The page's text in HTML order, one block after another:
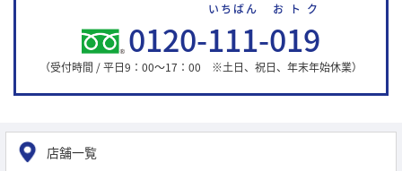
0120-111
いちばん
-019
おトク
（受付時間 / 平日9：00～17：00 ※土日、祝日、年末年始休業）
店舗一覧